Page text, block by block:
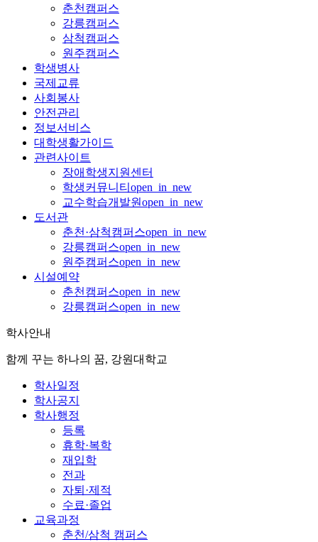
춘천캠퍼스
강릉캠퍼스
삼척캠퍼스
원주캠퍼스
학생병사
국제교류
사회봉사
안전관리
정보서비스
대학생활가이드
관련사이트
장애학생지원센터
학생커뮤니티 open_in_new
교수학습개발원open_in_new
도서관
춘천·삼척캠퍼스open_in_new
강릉캠퍼스open_in_new
원주캠퍼스open_in_new
시설예약
춘천캠퍼스open_in_new
강릉캠퍼스open_in_new
학사안내
함께 꾸는 하나의 꿈, 강원대학교
학사일정
학사공지
학사행정
등록
휴학·복학
재입학
전과
자퇴·제적
수료·졸업
교육과정
춘천/삼척 캠퍼스